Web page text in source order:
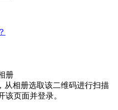
册
从相册选取该二维码进行扫描
该页面并登录。